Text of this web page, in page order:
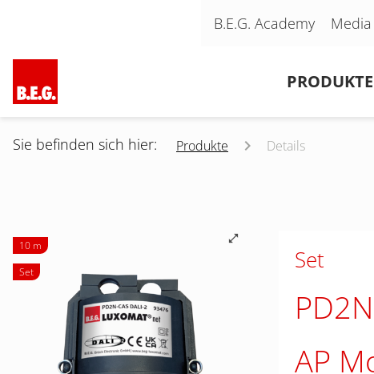
Navigation überspringen
B.E.G. Academy
PRODUKTE
Sie befinden sich hier: Produkte Details
10 m
Set
Set
AP